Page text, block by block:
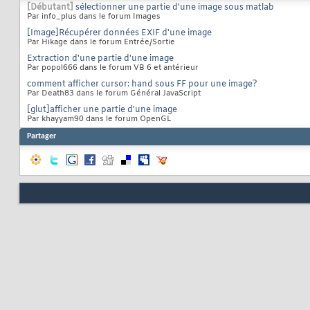
[Débutant] sélectionner une partie d'une image sous matlab
Par info_plus dans le forum Images
[Image]Récupérer données EXIF d'une image
Par Hikage dans le forum Entrée/Sortie
Extraction d'une partie d'une image
Par popol666 dans le forum VB 6 et antérieur
comment afficher cursor: hand sous FF pour une image?
Par Death83 dans le forum Général JavaScript
[glut]afficher une partie d'une image
Par khayyam90 dans le forum OpenGL
Partager